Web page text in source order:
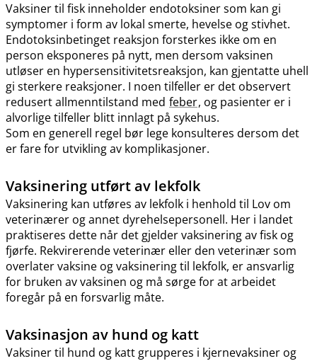
Vaksiner til fisk inneholder endotoksiner som kan gi
symptomer i form av lokal smerte, hevelse og stivhet.
Endotoksinbetinget reaksjon forsterkes ikke om en
person eksponeres på nytt, men dersom vaksinen
utløser en hypersensitivitetsreaksjon, kan gjentatte uhell
gi sterkere reaksjoner. I noen tilfeller er det observert
redusert allmenntilstand med feber, og pasienter er i
alvorlige tilfeller blitt innlagt på sykehus.
Som en generell regel bør lege konsulteres dersom det
er fare for utvikling av komplikasjoner.
Vaksinering utført av lekfolk
Vaksinering kan utføres av lekfolk i henhold til Lov om
veterinærer og annet dyrehelsepersonell. Her i landet
praktiseres dette når det gjelder vaksinering av fisk og
fjørfe. Rekvirerende veterinær eller den veterinær som
overlater vaksine og vaksinering til lekfolk, er ansvarlig
for bruken av vaksinen og må sørge for at arbeidet
foregår på en forsvarlig måte.
Vaksinasjon av hund og katt
Vaksiner til hund og katt grupperes i kjernevaksiner og